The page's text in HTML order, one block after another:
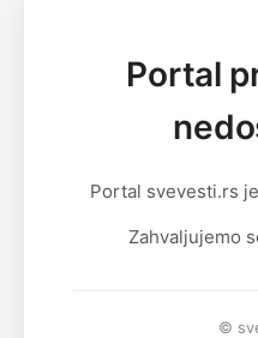
Portal
Portal svevesti.rs
Zahvaljujemo
©